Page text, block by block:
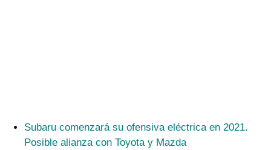
Subaru comenzará su ofensiva eléctrica en 2021.
Posible alianza con Toyota y Mazda